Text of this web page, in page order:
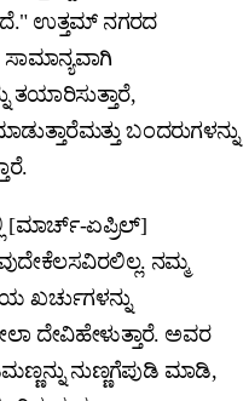
ಉತ್ತಮ್ ನಗರದ
ತಯಾರಿಸುತ್ತಾರೆ,
ಬಂದರುಗಳನ್ನು
[ಮಾರ್ಚ್-ಏಪ್ರಿಲ್]
ನಮ್ಮ
ದೇವಿಹೇಳುತ್ತಾರೆ. ಅವರ
ನುಣ್ಣಗೆಪುಡಿ ಮಾಡಿ,